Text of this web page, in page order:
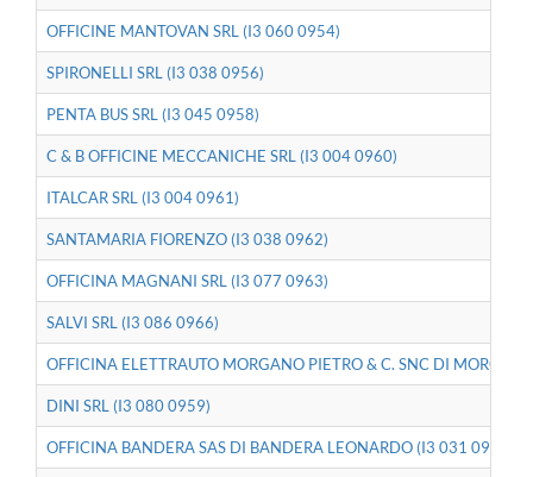
OFFICINE MANTOVAN SRL (I3 060 0954)
SPIRONELLI SRL (I3 038 0956)
PENTA BUS SRL (I3 045 0958)
C & B OFFICINE MECCANICHE SRL (I3 004 0960)
ITALCAR SRL (I3 004 0961)
SANTAMARIA FIORENZO (I3 038 0962)
OFFICINA MAGNANI SRL (I3 077 0963)
SALVI SRL (I3 086 0966)
OFFICINA ELETTRAUTO MORGANO PIETRO & C. SNC DI
DINI SRL (I3 080 0959)
OFFICINA BANDERA SAS DI BANDERA LEONARDO (I3 031 0971)